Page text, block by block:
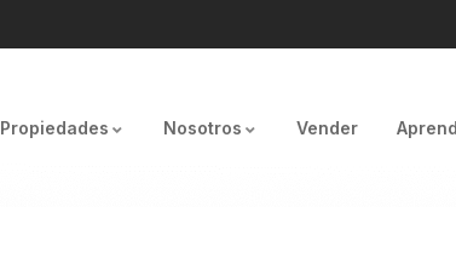
Propiedades Nosotros Vender